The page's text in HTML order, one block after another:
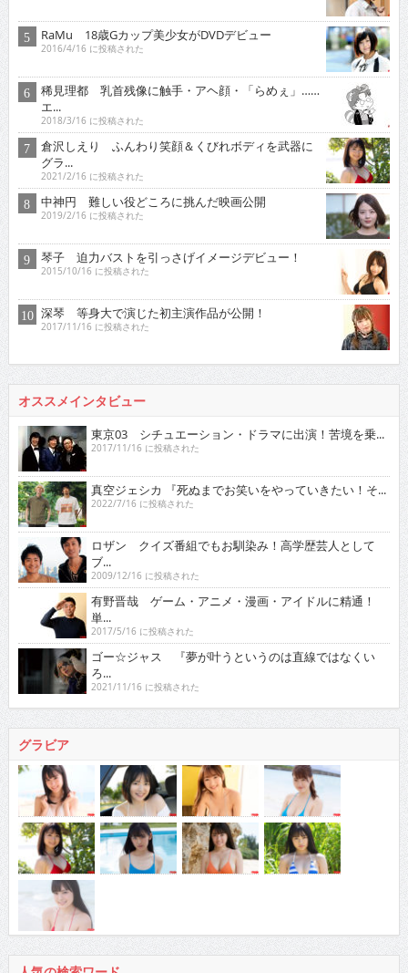
RaMu 18歳Gカップ美少女がDVDデビュー
2016/4/16 に投稿された
稀見理都 乳首残像に触手・アヘ顔・「らめぇ」……
エ...
2018/3/16 に投稿された
倉沢しえり ふんわり笑顔＆くびれボディを武器に
グラ...
2021/2/16 に投稿された
中神円 難しい役どころに挑んだ映画公開
2019/2/16 に投稿された
琴子 迫力バストを引っさげイメージデビュー！
2015/10/16 に投稿された
深琴 等身大で演じた初主演作品が公開！
2017/11/16 に投稿された
オススメインタビュー
東京03 シチュエーション・ドラマに出演！苦境を乗...
2017/11/16 に投稿された
真空ジェシカ 『死ぬまでお笑いをやっていきたい！そ...
2022/7/16 に投稿された
ロザン クイズ番組でもお馴染み！高学歴芸人として
ブ...
2009/12/16 に投稿された
有野晋哉 ゲーム・アニメ・漫画・アイドルに精通！
単...
2017/5/16 に投稿された
ゴー☆ジャス 『夢が叶うというのは直線ではなくい
ろ...
2021/11/16 に投稿された
グラビア